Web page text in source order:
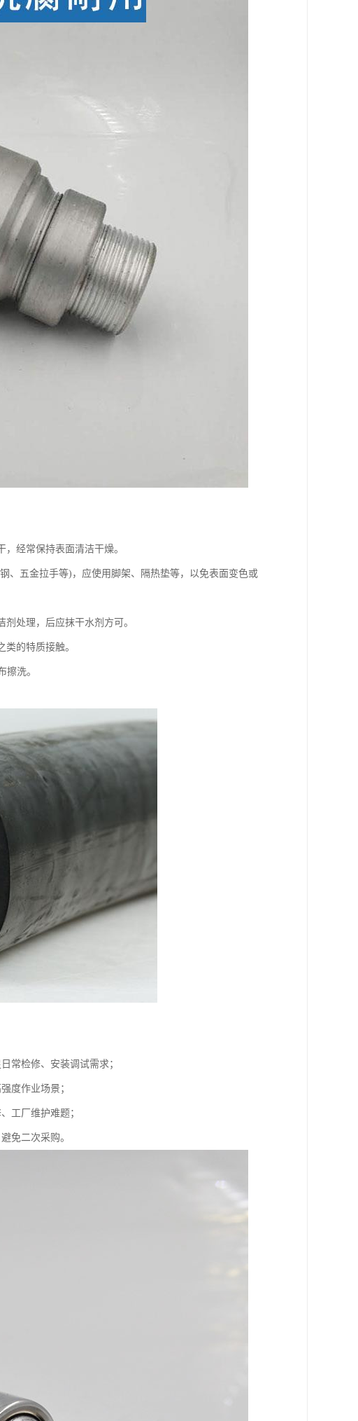
经常保持表面清洁干燥。
、五金拉手等)，应使用脚架、隔热垫等，以免表面变色或
处理，后应抹干水剂方可。
的特质接触。
擦洗。
常检修、安装调试需求；​
度作业场景；​
工厂维护难题；​
免二次采购。